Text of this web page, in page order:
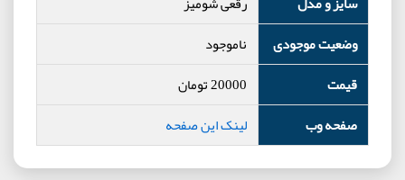
وضعیت موجودی
ناموجود
قیمت
20000تومان
صفحه وب
لینک این صفحه